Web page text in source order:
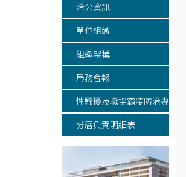
洽公資訊
單位組織
組織架構
局務會報
性騷擾及職場霸凌防治專區
分層負責明細表